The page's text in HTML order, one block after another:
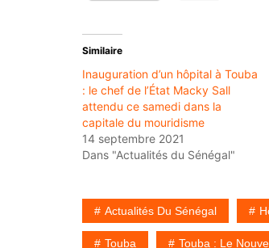
Similaire
Inauguration d’un hôpital à Touba
: le chef de l’État Macky Sall
attendu ce samedi dans la
capitale du mouridisme
14 septembre 2021
Dans "Actualités du Sénégal"
Actualités Du Sénégal
Touba Touba : Le